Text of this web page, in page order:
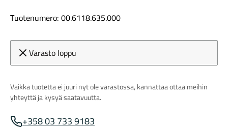
Gravel-pyörät
Tuotenumero: 00.6118.635.000
Varasto loppu
Vaikka tuotetta ei juuri nyt ole varastossa, kannattaa ottaa meihin
yhteyttä ja kysyä saatavuutta.
Myynnin puhelinnumero
+358 03 733 9183